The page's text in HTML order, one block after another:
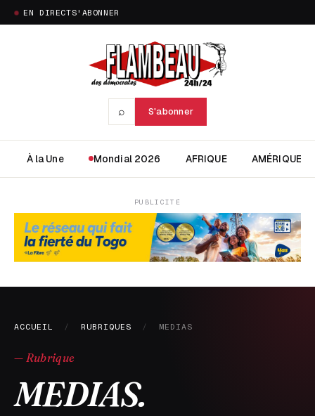
EN DIRECTS'ABONNER
⌕ S'abonner
À la Une Mondial 2026 AFRIQUE AMÉRIQUE
PUBLICITÉ
ACCUEIL / RUBRIQUES / MEDIAS
— Rubrique
MEDIAS.